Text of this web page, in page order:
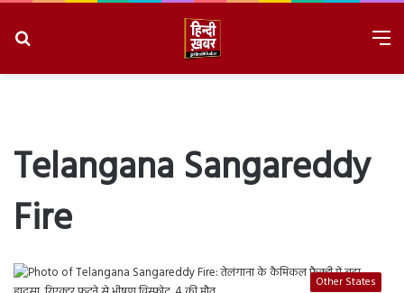
Telangana Sangareddy
Fire
Other States